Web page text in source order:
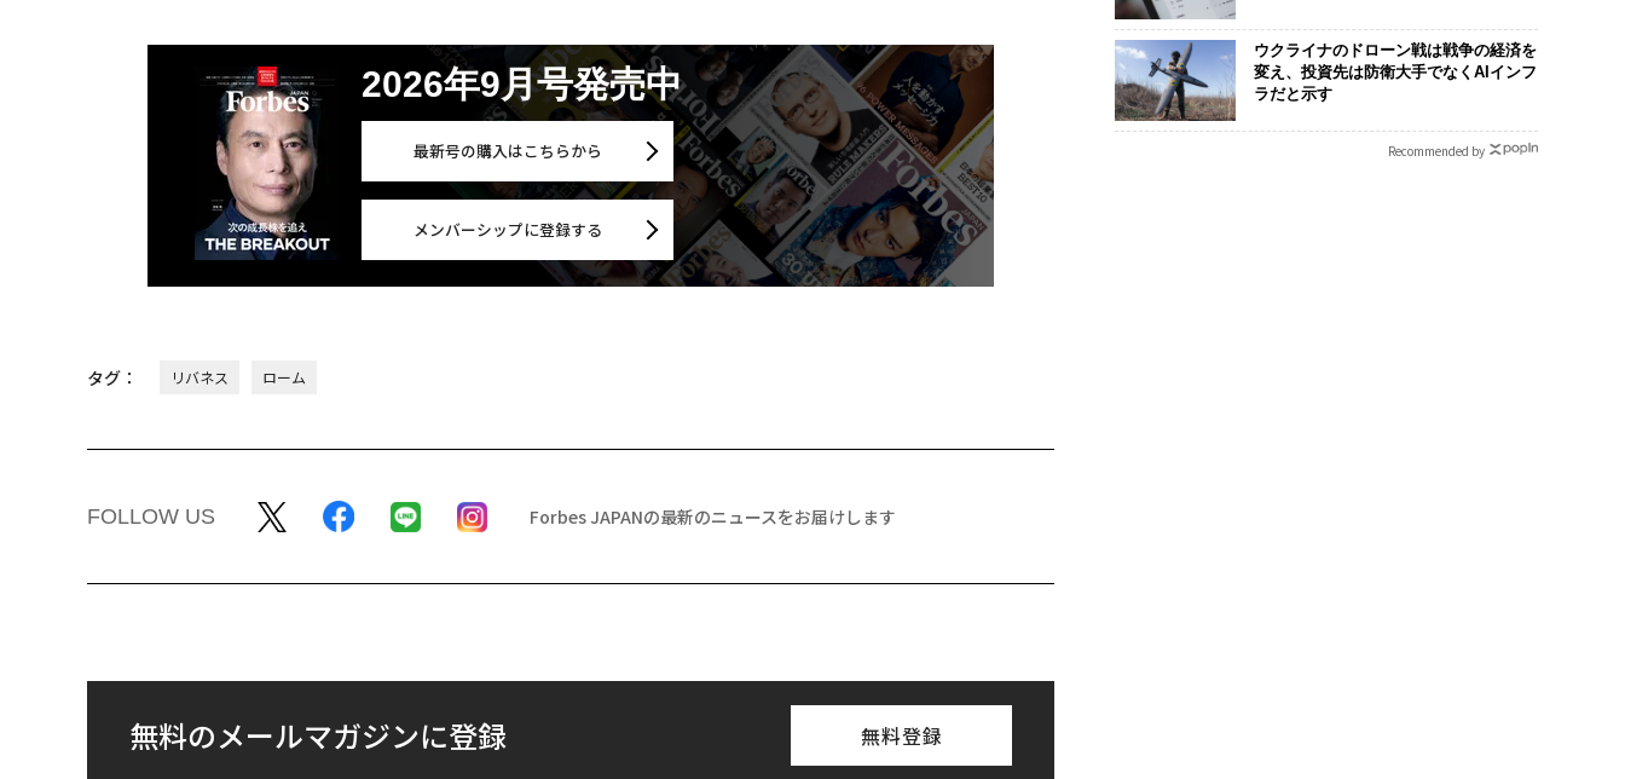
2026年9月号発売中
最新号の購入はこちらから
メンバーシップに登録する
タグ： リバネス ローム
FOLLOW US Forbes JAPANの最新のニュースをお届けします
無料のメールマガジンに登録 無料登録
ウクライナのドローン戦は戦争の経済を
変え、投資先は防衛大手でなくAIインフ
ラだと示す
Recommended by